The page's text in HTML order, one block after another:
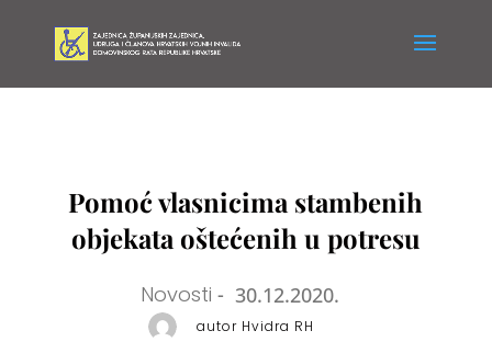
Pomoć vlasnicima stambenih
objekata oštećenih u potresu
Novosti - 30.12.2020.
autor Hvidra RH